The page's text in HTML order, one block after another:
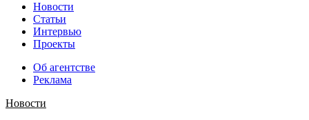
Новости
Статьи
Интервью
Проекты
Об агентстве
Реклама
Новости